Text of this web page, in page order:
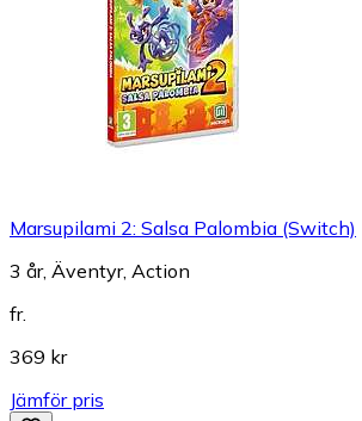
Marsupilami 2: Salsa Palombia (Switch)
3 år, Äventyr, Action
fr.
369 kr
Jämför pris